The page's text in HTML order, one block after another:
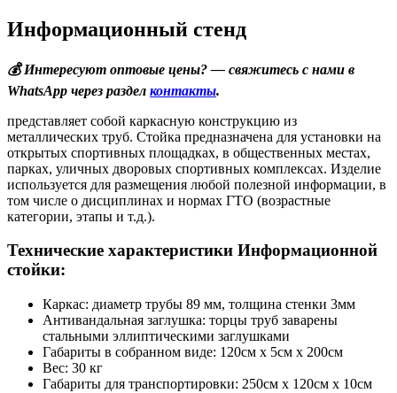
Информационный стенд
💰 Интересуют оптовые цены? — свяжитесь с нами в
WhatsApp через раздел контакты.
представляет собой каркасную конструкцию из
металлических труб. Стойка предназначена для установки на
открытых спортивных площадках, в общественных местах,
парках, уличных дворовых спортивных комплексах. Изделие
используется для размещения любой полезной информации, в
том числе о дисциплинах и нормах ГТО (возрастные
категории, этапы и т.д.).
Технические характеристики Информационной
стойки:
Каркас: диаметр трубы 89 мм, толщина стенки 3мм
Антивандальная заглушка: торцы труб заварены
стальными эллиптическими заглушками
Габариты в собранном виде: 120см х 5см х 200см
Вес: 30 кг
Габариты для транспортировки: 250см х 120см х 10см